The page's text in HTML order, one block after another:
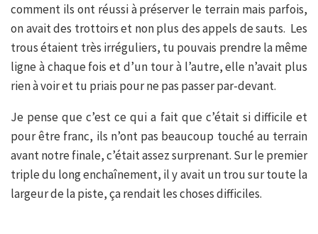
comment ils ont réussi à préserver le terrain mais parfois,
on avait des trottoirs et non plus des appels de sauts. Les
trous étaient très irréguliers, tu pouvais prendre la même
ligne à chaque fois et d’un tour à l’autre, elle n’avait plus
rien à voir et tu priais pour ne pas passer par-devant.
Je pense que c’est ce qui a fait que c’était si difficile et
pour être franc, ils n’ont pas beaucoup touché au terrain
avant notre finale, c’était assez surprenant. Sur le premier
triple du long enchaînement, il y avait un trou sur toute la
largeur de la piste, ça rendait les choses difficiles.